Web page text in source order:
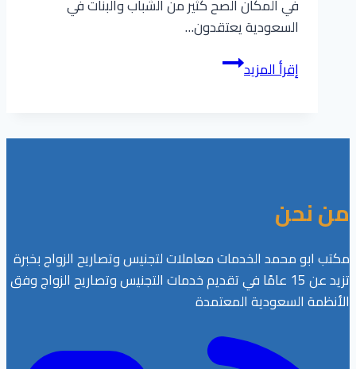
في المكان الصح كثير من الشباب والبنات في
السعودية يعتقدون…
إقرأ المزيدمعاملات
الزواج
خطوات
في
السعودية
2025
من نحن
مكتب ابو محمد الخدمات معاملات لتجنيس وتصاريح الزواج بخبرة
تزيد عن 15 عامًا في تقديم خدمات التجنيس وتصاريح الزواج وفق
الأنظمة السعودية المعتمدة